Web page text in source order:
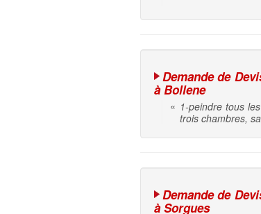
Demande de
à Bollene
« 1-peindre tous
trois chambres,
Demande de
à Sorgues